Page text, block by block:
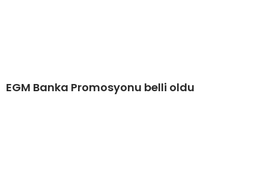
EGM Banka Promosyonu belli oldu